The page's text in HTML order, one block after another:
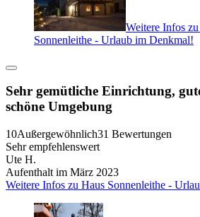
Weitere Infos
Sonnenleithe - Urlaub im Denkmal!
Sehr gemütliche Einrichtung,
schöne Umgebung
10Außergewöhnlich31 Bewertungen
Sehr empfehlenswert
Ute H.
Aufenthalt im März 2023
Weitere Infos zu Haus Sonnenleithe -